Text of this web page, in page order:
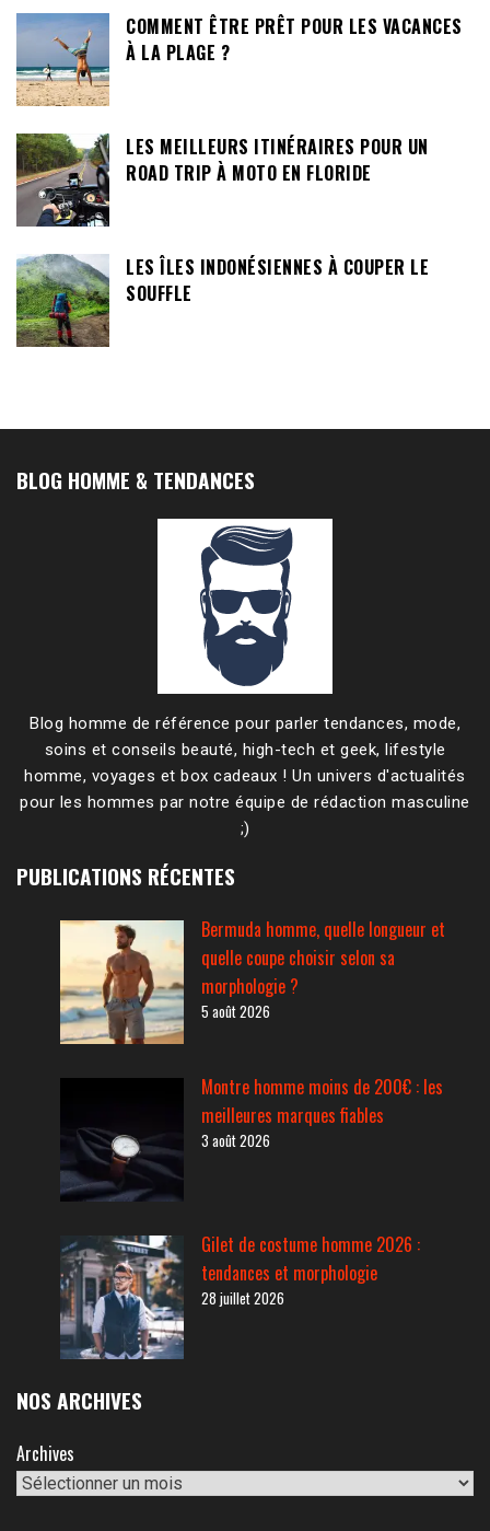
COMMENT ÊTRE PRÊT POUR LES VACANCES
À LA PLAGE ?
LES MEILLEURS ITINÉRAIRES POUR UN
ROAD TRIP À MOTO EN FLORIDE
LES ÎLES INDONÉSIENNES À COUPER LE
SOUFFLE
BLOG HOMME & TENDANCES
Blog homme de référence pour parler tendances, mode,
soins et conseils beauté, high-tech et geek, lifestyle
homme, voyages et box cadeaux ! Un univers d'actualités
pour les hommes par notre équipe de rédaction masculine
;)
PUBLICATIONS RÉCENTES
Bermuda homme, quelle longueur et
quelle coupe choisir selon sa
morphologie ?
5 août 2026
Montre homme moins de 200€ : les
meilleures marques fiables
3 août 2026
Gilet de costume homme 2026 :
tendances et morphologie
28 juillet 2026
NOS ARCHIVES
Archives